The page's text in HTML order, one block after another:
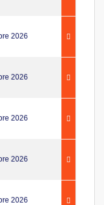
2026
2026
2026
2026
2026